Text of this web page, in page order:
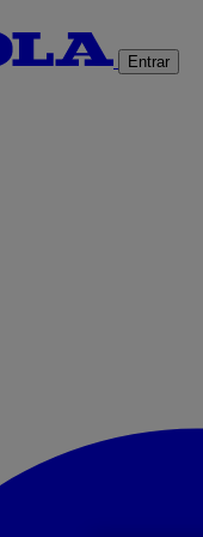
Entrar